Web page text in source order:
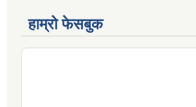
हाम्रो फेसबुक